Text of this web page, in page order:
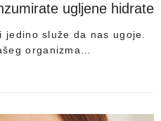
ugljene hidrate
služe da nas ugoje.
organizma…